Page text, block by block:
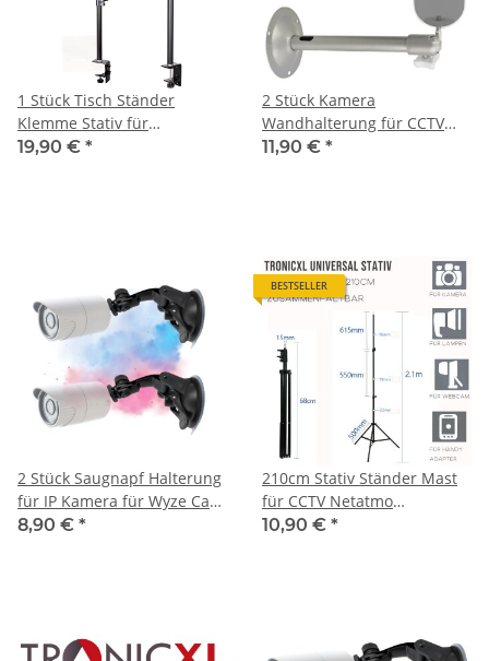
1 Stück Tisch Ständer
Klemme Stativ für
Überwachungskamera
19,90 € *
2 Stück Kamera
Wandhalterung für CCTV
Ring Cam Arlo Eufy Wyze
11,90 € *
2 Stück Saugnapf Halterung
für IP Kamera für Wyze Cam
Ring Eufy Arlo Cam Smart
8,90 € *
BESTSELLER
210cm Stativ Ständer Mast
für CCTV Netatmo
Regenmesser Arlo Eufy
10,90 € *